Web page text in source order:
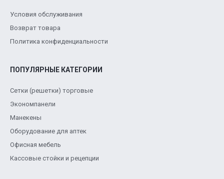
Условия обслуживания
Возврат товара
Политика конфиденциальности
ПОПУЛЯРНЫЕ КАТЕГОРИИ
Сетки (решетки) торговые
Экономпанели
Манекены
Оборудование для аптек
Офисная мебель
Кассовые стойки и рецепции